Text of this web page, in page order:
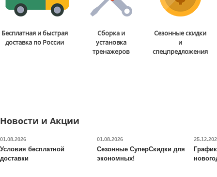
Бесплатная и быстрая
доставка по России
Сборка и
установка
тренажеров
Сезонные скидки
и
спецпредложения
Новости и Акции
01.08.2026
Условия бесплатной
доставки
01.08.2026
Сезонные СуперСкидки для
экономных!